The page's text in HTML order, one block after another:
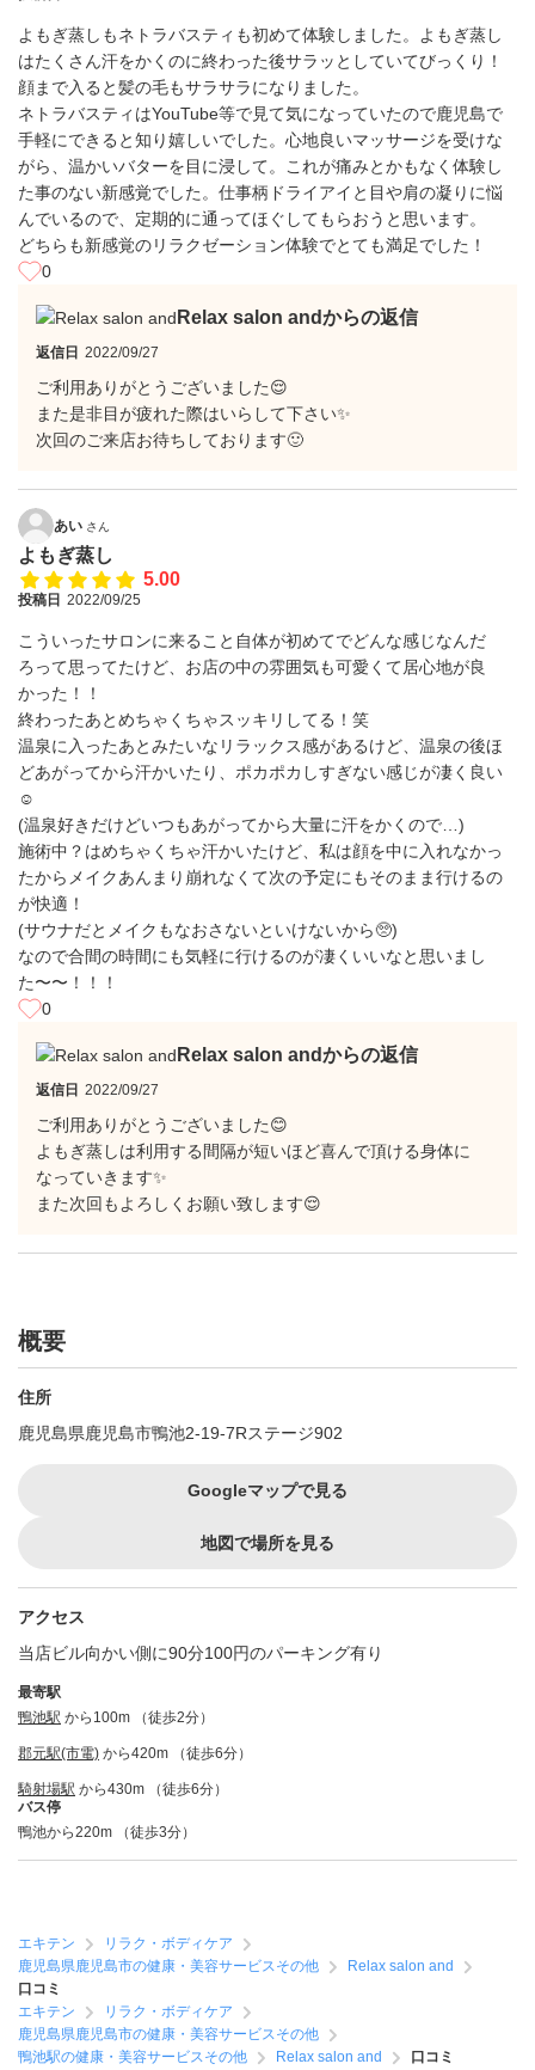
よもぎ蒸しもネトラバスティも初めて体験しました。よもぎ蒸し
はたくさん汗をかくのに終わった後サラッとしていてびっくり！
顔まで入ると髪の毛もサラサラになりました。
ネトラバスティはYouTube等で見て気になっていたので鹿児島で
手軽にできると知り嬉しいでした。心地良いマッサージを受けな
がら、温かいバターを目に浸して。これが痛みとかもなく体験し
た事のない新感覚でした。仕事柄ドライアイと目や肩の凝りに悩
んでいるので、定期的に通ってほぐしてもらおうと思います。
どちらも新感覚のリラクゼーション体験でとても満足でした！
0
Relax salon andからの返信
返信日 2022/09/27
ご利用ありがとうございました😌
また是非目が疲れた際はいらして下さい✨
次回のご来店お待ちしております🙂
あい さん
よもぎ蒸し
5.00
投稿日 2022/09/25
こういったサロンに来ること自体が初めてでどんな感じなんだ
ろって思ってたけど、お店の中の雰囲気も可愛くて居心地が良
かった！！
終わったあとめちゃくちゃスッキリしてる！笑
温泉に入ったあとみたいなリラックス感があるけど、温泉の後ほ
どあがってから汗かいたり、ポカポカしすぎない感じが凄く良い
☺️
(温泉好きだけどいつもあがってから大量に汗をかくので…)
施術中？はめちゃくちゃ汗かいたけど、私は顔を中に入れなかっ
たからメイクあんまり崩れなくて次の予定にもそのまま行けるの
が快適！
(サウナだとメイクもなおさないといけないから🥺)
なので合間の時間にも気軽に行けるのが凄くいいなと思いまし
た〜〜！！！
0
Relax salon andからの返信
返信日 2022/09/27
ご利用ありがとうございました😊
よもぎ蒸しは利用する間隔が短いほど喜んで頂ける身体に
なっていきます✨
また次回もよろしくお願い致します😌
概要
住所
鹿児島県鹿児島市鴨池2-19-7Rステージ902
Googleマップで見る
地図で場所を見る
アクセス
当店ビル向かい側に90分100円のパーキング有り
最寄駅
鴨池駅 から100m （徒歩2分）
郡元駅(市電) から420m （徒歩6分）
騎射場駅 から430m （徒歩6分）
バス停
鴨池から220m （徒歩3分）
エキテン
リラク・ボディケア
鹿児島県鹿児島市の健康・美容サービスその他
Relax salon and
口コミ
エキテン
リラク・ボディケア
鹿児島県鹿児島市の健康・美容サービスその他
鴨池駅の健康・美容サービスその他
Relax salon and
口コミ